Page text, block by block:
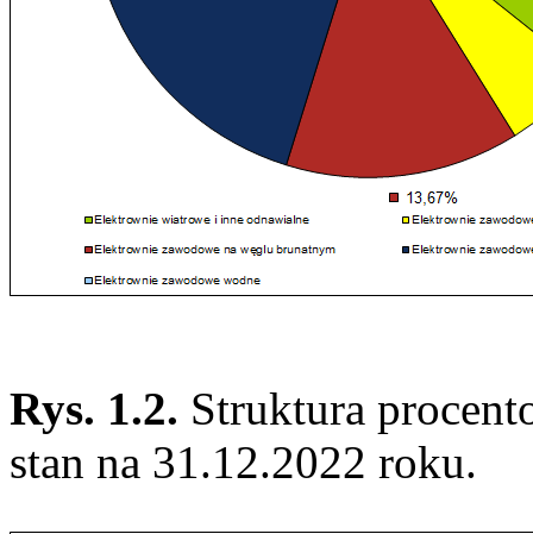
Rys. 1.2. Struktura
stan na 31.12.2022 roku.